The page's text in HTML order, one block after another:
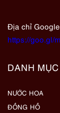
Địa chỉ
https://goo.gl/
DANH
NƯỚC HOA
ĐỒNG HỒ